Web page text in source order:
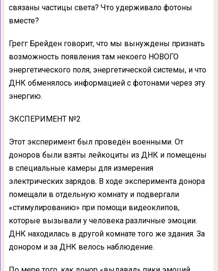
связаны частицы света? Что удерживало фотоны
вместе?
Грегг Брейден говорит, что мы вынуждены признать
возможность появления там некоего НОВОГО
энергетического поля, энергетической системы, и что
ДНК обменялось информацией с фотонами через эту
энергию.
ЭКСПЕРИМЕНТ №2
Этот эксперимент был проведён военными. От
доноров были взяты лейкоциты из ДНК и помещены
в специальные камеры для измерения
электрических зарядов. В ходе эксперимента донора
помещали в отдельную комнату и подвергали
«стимулированию» при помощи видеоклипов,
которые вызывали у человека различные эмоции.
ДНК находилась в другой комнате того же здания. За
донором и за ДНК велось наблюдение.